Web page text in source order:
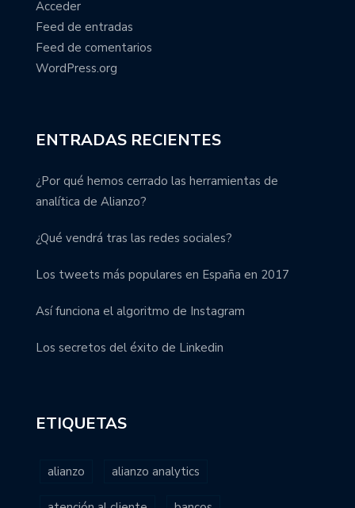
Acceder
Feed de entradas
Feed de comentarios
WordPress.org
ENTRADAS RECIENTES
¿Por qué hemos cerrado las herramientas de
analítica de Alianzo?
¿Qué vendrá tras las redes sociales?
Los tweets más populares en España en 2017
Así funciona el algoritmo de Instagram
Los secretos del éxito de Linkedin
ETIQUETAS
alianzo alianzo analytics